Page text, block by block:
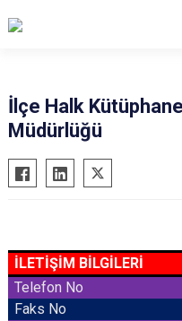
Akyazı
Ferizli
Karapürçek
Karasu
Kaynarca
İlçe Halk
Müdürlüğü
İLETİŞİM BİLGİLERİ
Telefon No
Faks No